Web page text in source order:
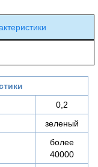
0,2
зеленый
более
40000